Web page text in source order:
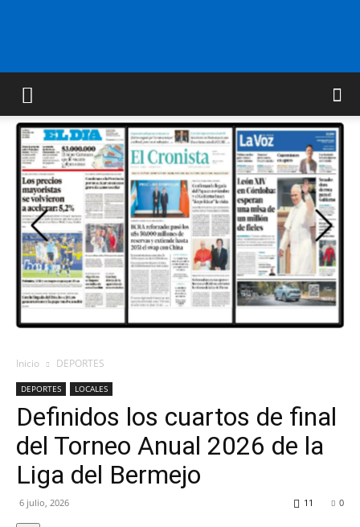
FM
GOLD
ORAN
107.1
Inicio DEPORTES
DEPORTES LOCALES
Definidos los cuartos de final
del Torneo Anual 2026 de la
Liga del Bermejo
6 julio, 2026 0
11